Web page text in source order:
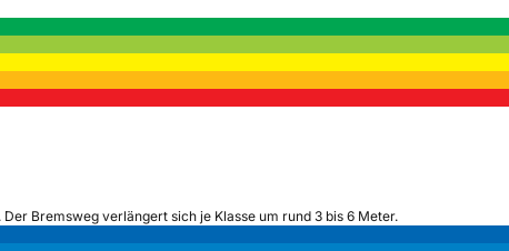
Bremsweg verlängert sich je Klasse um rund 3 bis 6 Meter.